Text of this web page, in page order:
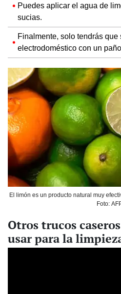
Puedes aplicar el agua de
sucias.
Finalmente, solo tendrás que
electrodoméstico con un
El limón es un producto natural muy
Foto:
Otros trucos
usar para la